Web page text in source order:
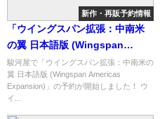
新作・再販予約情報
「ウイングスパン拡張：中南米
の翼 日本語版 (Wingspan
Americas Expansion)」の概略
と予約購入可能なショップ紹
介！
駿河屋で「ウイングスパン拡張：中南米の
翼 日本語版 (Wingspan Americas
Expansion)」の予約が開始しました！ ウ
イ...